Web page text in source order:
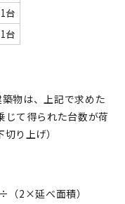
台
台
物は、上記で求めた
じて得られた台数が荷
り上げ）
（2×延べ面積）